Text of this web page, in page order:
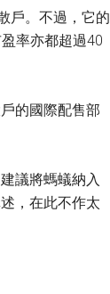
戶。不過，它的
率亦都超過40
的國際配售部
議將螞蟻納入
，在此不作太